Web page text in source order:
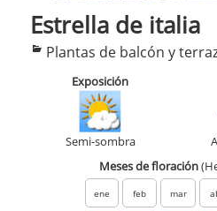
Estrella de italia
Categorías
Plantas de balcón y
Exposición
Semi-sombra
Meses de floración
ene feb mar